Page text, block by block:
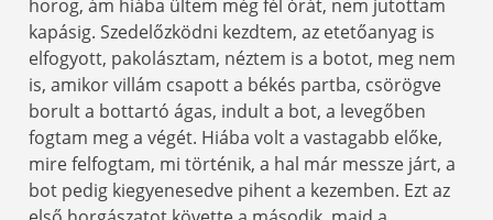
horog, ám hiába ültem még fél órát, nem jutottam
kapásig. Szedelőzködni kezdtem, az etetőanyag is
elfogyott, pakolásztam, néztem is a botot, meg nem
is, amikor villám csapott a békés partba, csörögve
borult a bottartó ágas, indult a bot, a levegőben
fogtam meg a végét. Hiába volt a vastagabb előke,
mire felfogtam, mi történik, a hal már messze járt, a
bot pedig kiegyenesedve pihent a kezemben. Ezt az